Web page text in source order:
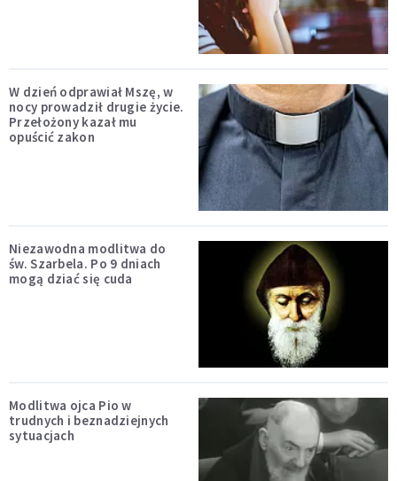
W dzień odprawiał Mszę, w
nocy prowadził drugie życie.
Przełożony kazał mu
opuścić zakon
Niezawodna modlitwa do
św. Szarbela. Po 9 dniach
mogą dziać się cuda
Modlitwa ojca Pio w
trudnych i beznadziejnych
sytuacjach